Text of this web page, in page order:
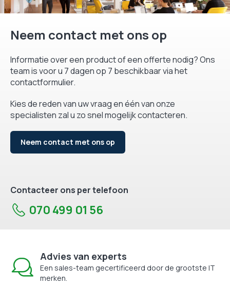
Neem contact met ons op
Informatie over een product of een offerte nodig? Ons
team is voor u 7 dagen op 7 beschikbaar via het
contactformulier.
Kies de reden van uw vraag en één van onze
specialisten zal u zo snel mogelijk contacteren.
Neem contact met ons op
Contacteer ons per telefoon
070 499 01 56
Advies van experts
Een sales-team gecertificeerd door de grootste IT
merken.